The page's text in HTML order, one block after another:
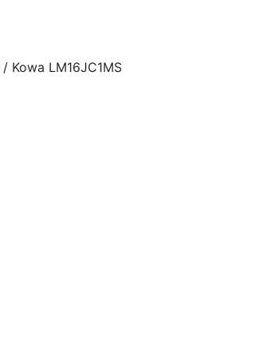
/ Kowa LM16JC1MS